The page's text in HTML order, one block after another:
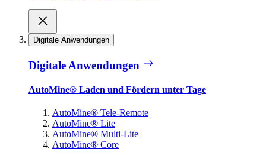
Digitale Anwendungen
Digitale Anwendungen
AutoMine® Laden und Fördern unter Tage
AutoMine® Tele-Remote
AutoMine® Lite
AutoMine® Multi-Lite
AutoMine® Core